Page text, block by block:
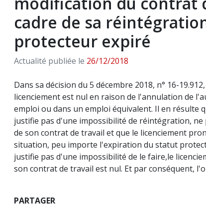
cadre de sa
protecteur expiré
Actualité publiée le 26/12/2018
Dans sa décision du 5 décembre 2018, n° 16-
licenciement est nul en raison de l'annulation de
emploi ou dans un emploi équivalent. Il en résulte
justifie pas d'une impossibilité de réintégration,
de son contrat de travail et que le licenciement
situation, peu importe l'expiration du statut
justifie pas d'une impossibilité de le faire,le
son contrat de travail est nul. Et par conséquent,
PARTAGER